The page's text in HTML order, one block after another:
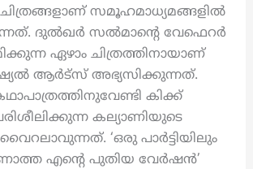
ചിത്രങ്ങളാണ് സമൂഹമാധ്യമങ്ങളിൽ
ദുൽഖർ സൽമാന്റെ വേഫെറർ
ഏഴാം ചിത്രത്തിനായാണ്
ആർട്‌സ് അഭ്യസിക്കുന്നത്.
കിക്ക്
കല്യാണിയുടെ
‘ഒരു പാർട്ടിയിലും
എന്റെ പുതിയ വേർഷൻ’